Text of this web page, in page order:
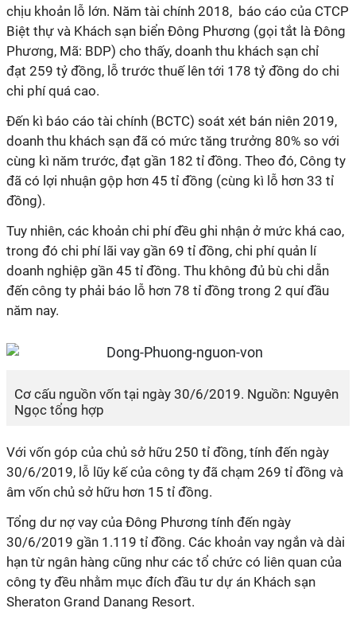
chịu khoản lỗ lớn. Năm tài chính 2018, báo cáo của CTCP
Biệt thự và Khách sạn biển Đông Phương (gọi tắt là Đông
Phương, Mã: BDP) cho thấy, doanh thu khách sạn chỉ
đạt 259 tỷ đồng, lỗ trước thuế lên tới 178 tỷ đồng do chi
chi phí quá cao.
Đến kì báo cáo tài chính (BCTC) soát xét bán niên 2019,
doanh thu khách sạn đã có mức tăng trưởng 80% so với
cùng kì năm trước, đạt gần 182 tỉ đồng. Theo đó, Công ty
đã có lợi nhuận gộp hơn 45 tỉ đồng (cùng kì lỗ hơn 33 tỉ
đồng).
Tuy nhiên, các khoản chi phí đều ghi nhận ở mức khá cao,
trong đó chi phí lãi vay gần 69 tỉ đồng, chi phí quản lí
doanh nghiệp gần 45 tỉ đồng. Thu không đủ bù chi dẫn
đến công ty phải báo lỗ hơn 78 tỉ đồng trong 2 quí đầu
năm nay.
Cơ cấu nguồn vốn tại ngày 30/6/2019. Nguồn: Nguyên
Ngọc tổng hợp
Với vốn góp của chủ sở hữu 250 tỉ đồng, tính đến ngày
30/6/2019, lỗ lũy kế của công ty đã chạm 269 tỉ đồng và
âm vốn chủ sở hữu hơn 15 tỉ đồng.
Tổng dư nợ vay của Đông Phương tính đến ngày
30/6/2019 gần 1.119 tỉ đồng. Các khoản vay ngắn và dài
hạn từ ngân hàng cũng như các tổ chức có liên quan của
công ty đều nhằm mục đích đầu tư dự án Khách sạn
Sheraton Grand Danang Resort.